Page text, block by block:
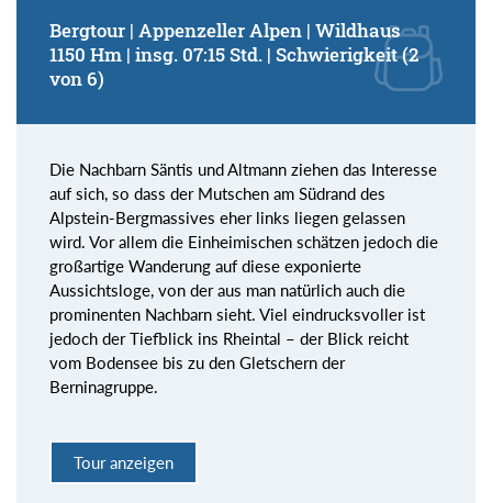
Bergtour | Appenzeller Alpen | Wildhaus
1150 Hm | insg. 07:15 Std. | Schwierigkeit (2
von 6)
Die Nachbarn Säntis und Altmann ziehen das Interesse
auf sich, so dass der Mutschen am Südrand des
Alpstein-Bergmassives eher links liegen gelassen
wird. Vor allem die Einheimischen schätzen jedoch die
großartige Wanderung auf diese exponierte
Aussichtsloge, von der aus man natürlich auch die
prominenten Nachbarn sieht. Viel eindrucksvoller ist
jedoch der Tiefblick ins Rheintal – der Blick reicht
vom Bodensee bis zu den Gletschern der
Berninagruppe.
Tour anzeigen